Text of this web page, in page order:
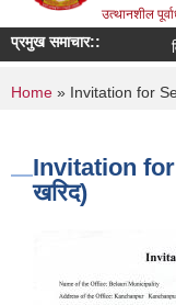
उत्थानशील
प्रमुख समाचार::
You are
Home » Invitation for
Invitation for
खरिद)